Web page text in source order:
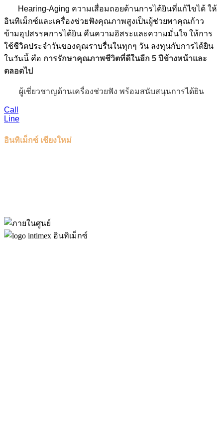
Hearing-Aging ความเสื่อมถอยด้านการได้ยินที่แก้ไขได้ ให้
อินทิเม็กซ์และเครื่องช่วยฟังคุณภาพสูงเป็นผู้ช่วยพาคุณก้าว
ข้ามอุปสรรคการได้ยิน คืนความอิสระและความมั่นใจ ให้การ
ใช้ชีวิตประจำวันของคุณราบรื่นในทุกๆ วัน ลงทุนกับการได้ยิน
ในวันนี้ คือ การรักษาคุณภาพชีวิตที่ดีในอีก 5 ปีข้างหน้าและ
ตลอดไป
ผู้เชี่ยวชาญด้านเครื่องช่วยฟัง พร้อมสนับสนุนการได้ยิน
Call
Line
อินทิเม็กซ์ เชียงใหม่